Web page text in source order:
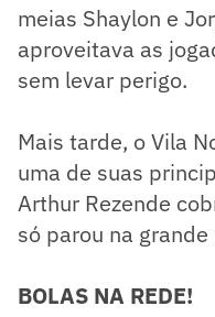
meias Shaylon e
aproveitava as
sem levar perigo.
Mais tarde, o Vila
uma de suas
Arthur Rezende
só parou na
BOLAS NA REDE!